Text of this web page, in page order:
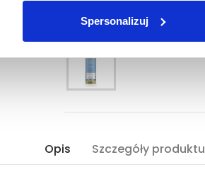
Spersonalizuj
Zobacz inne z tej linii
Opis Szczegóły produktu